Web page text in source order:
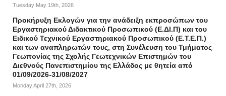
Tuesday May 19th, 2026
Προκήρυξη Εκλογών για την ανάδειξη εκπροσώπων του
Εργαστηριακού Διδακτικού Προσωπικού (Ε.ΔΙ.Π) και του
Ειδικού Τεχνικού Εργαστηριακού Προσωπικού (Ε.Τ.Ε.Π.)
και των αναπληρωτών τους, στη Συνέλευση του Τμήματος
Γεωπονίας της Σχολής Γεωτεχνικών Επιστημών του
Διεθνούς Πανεπιστημίου της Ελλάδος με θητεία από
01/09/2026-31/08/2027
Monday April 27th, 2026